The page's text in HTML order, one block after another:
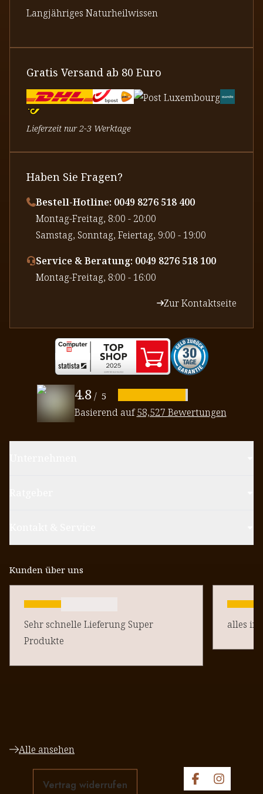
Langjähriges Naturheilwissen
Gratis Versand ab 80 Euro
Lieferzeit nur 2-3 Werktage
Haben Sie Fragen?
Bestell-Hotline: 0049 8276 518 400
⁠Montag-Freitag, 8:00 - 20:00
⁠Samstag, Sonntag, Feiertag, 9:00 - 19:00
Service & Beratung: 0049 8276 518 100
⁠Montag-Freitag, 8:00 - 16:00
Zur Kontaktseite
4.8 / 5
Basierend auf58,527 Bewertungen
Kunden über uns
Sehr schnelle Lieferung Super
Produkte
alles in
Alle ansehen
Vertrag widerrufen